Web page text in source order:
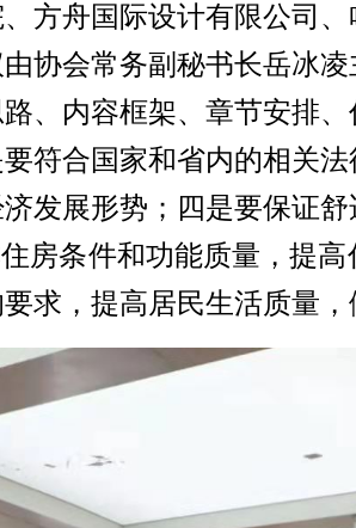
方舟国际设计有限公司
协会常务副秘书长岳冰
、内容框架、章节安排、
符合国家和省内的相关
发展形势；四是要保证舒
房条件和功能质量，提
求，提高居民生活质量，